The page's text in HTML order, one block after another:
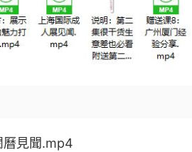
曆見聞.mp4